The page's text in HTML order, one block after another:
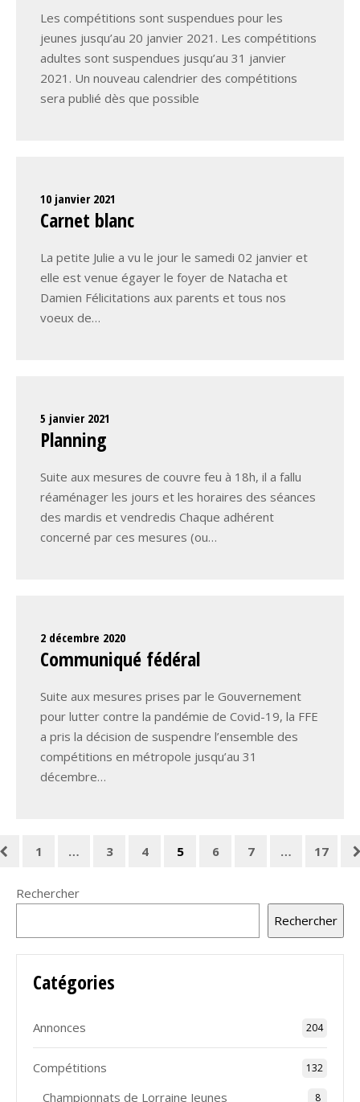
Les compétitions sont suspendues pour les
jeunes jusqu’au 20 janvier 2021. Les compétitions
adultes sont suspendues jusqu’au 31 janvier
2021. Un nouveau calendrier des compétitions
sera publié dès que possible
10 janvier 2021
Carnet blanc
La petite Julie a vu le jour le samedi 02 janvier et
elle est venue égayer le foyer de Natacha et
Damien Félicitations aux parents et tous nos
voeux de…
5 janvier 2021
Planning
Suite aux mesures de couvre feu à 18h, il a fallu
réaménager les jours et les horaires des séances
des mardis et vendredis Chaque adhérent
concerné par ces mesures (ou…
2 décembre 2020
Communiqué fédéral
Suite aux mesures prises par le Gouvernement
pour lutter contre la pandémie de Covid-19, la FFE
a pris la décision de suspendre l’ensemble des
compétitions en métropole jusqu’au 31
décembre…
1 … 3 4 5 6 7 … 17
Rechercher
Rechercher
Catégories
Annonces 204
Compétitions 132
Championnats de Lorraine Jeunes 8